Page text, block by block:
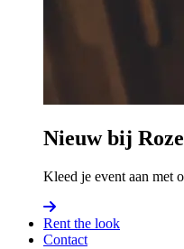
Nieuw bij
Kleed je event aan met
Rent the look
Contact